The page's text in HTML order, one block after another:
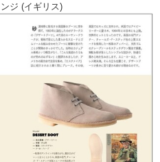
ジ (イギリス)